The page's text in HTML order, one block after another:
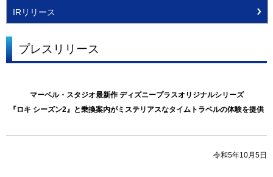
IRリリース
プレスリリース
マーベル・スタジオ最新作 ディズニープラスオリジナルシリーズ
『ロキ シーズン2』と乗換案内がミステリアスなタイムトラベルの体験を提供
令和5年10月5日